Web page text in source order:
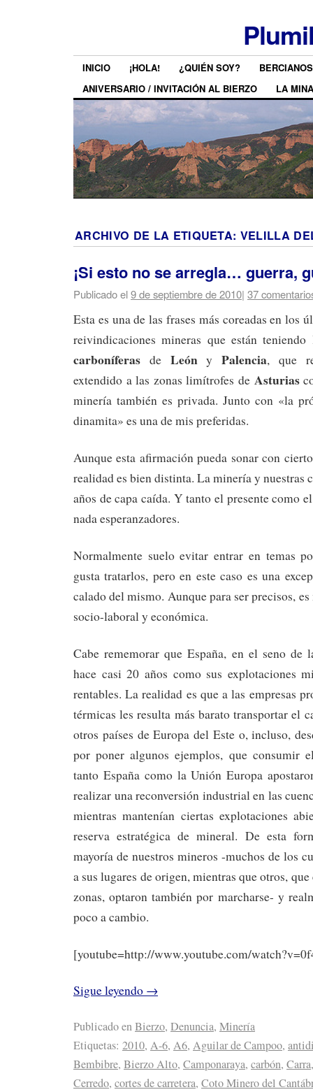
INICIO ¡HOLA! ¿QUIÉN SOY?
ANIVERSARIO / INVITACIÓN AL BIERZO
LA MINA
ARCHIVO DE LA ETIQUETA: VELILLA
¡Si esto no se arregla… guerra,
Publicado el9 de septiembre de 2010| 37
Esta es una de las frases más coreadas en los
reivindicaciones mineras que están
carboníferas de LeónyPalencia, que
extendido a las zonas limítrofes de Asturias
minería también es privada. Junto con «la
dinamita» es una de mis preferidas.
Aunque esta afirmación pueda sonar con
realidad es bien distinta. La minería y nuestras
años de capa caída. Y tanto el presente como
nada esperanzadores.
Normalmente suelo evitar entrar en temas
gusta tratarlos, pero en este caso es una
calado del mismo. Aunque para ser precisos,
socio-laboral y económica.
Cabe rememorar que España, en el seno de
hace casi 20 años como sus explotaciones
rentables. La realidad es que a las empresas
térmicas les resulta más barato transportar el
otros países de Europa del Este o, incluso,
por poner algunos ejemplos, que consumir
tanto España como la Unión Europa
realizar una reconversión industrial en las
mientras mantenían ciertas explotaciones
reserva estratégica de mineral. De esta
mayoría de nuestros mineros -muchos de los
a sus lugares de origen, mientras que otros,
zonas, optaron también por marcharse- y
poco a cambio.
[youtube=http://www.youtube.com/
Sigue leyendo →
Publicado enBierzo, Denuncia, Minería
Etiquetas: 2010, A-6, A6, Aguilar de Campoo,
Bembibre, Bierzo Alto, Camponaraya, carbón, Carra
Cerredo, cortes de carretera, Coto Minero del